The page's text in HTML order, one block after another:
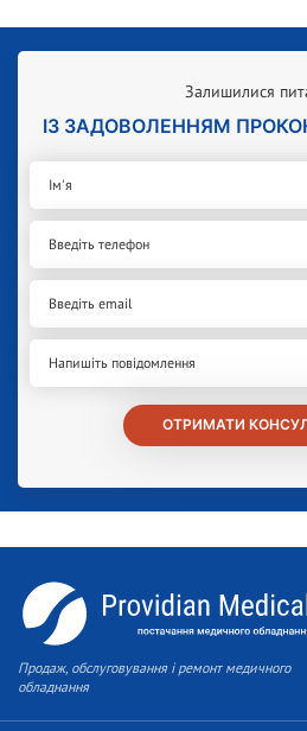
Залишилися
ІЗ ЗАДОВОЛЕННЯМ
ОТРИМАТИ
Продаж, обслуговування і ремонт медичного
обладнання